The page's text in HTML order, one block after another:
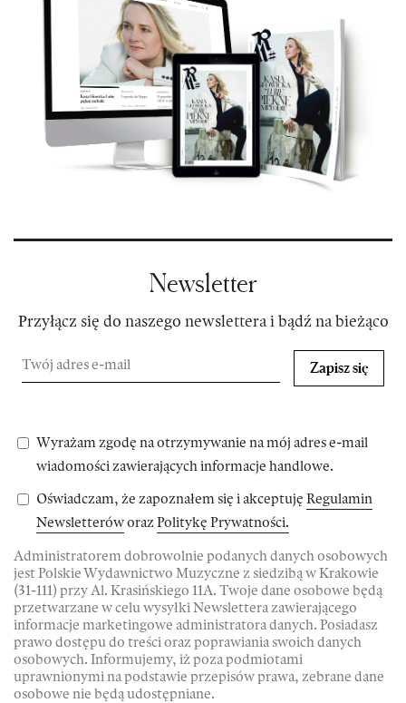
Newsletter
Przyłącz się do naszego newslettera i bądź na bieżąco
Zapisz się
Wyrażam zgodę na otrzymywanie na mój adres e-mail
wiadomości zawierających informacje handlowe.
Oświadczam, że zapoznałem się i akceptuję Regulamin
NewsletteróworazPolitykę Prywatności.
Administratorem dobrowolnie podanych danych osobowych
jest Polskie Wydawnictwo Muzyczne z siedzibą w Krakowie
(31-111) przy Al. Krasińskiego 11A. Twoje dane osobowe będą
przetwarzane w celu wysyłki Newslettera zawierającego
informacje marketingowe administratora danych. Posiadasz
prawo dostępu do treści oraz poprawiania swoich danych
osobowych. Informujemy, iż poza podmiotami
uprawnionymi na podstawie przepisów prawa, zebrane dane
osobowe nie będą udostępniane.